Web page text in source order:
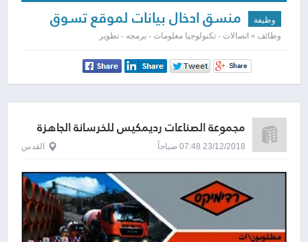
وظيفة منسق ادخال بيانات لموقع تسوق
الكتروني
وظائف » اتصالات - تكنولوجيا معلومات - برمجه - تطوير
مجموعة الصناعات رديمكيس للخرسانة الجاهزة
(إسرائيل) المحدودة
23/12/2018 07:48 صباحاً القدس